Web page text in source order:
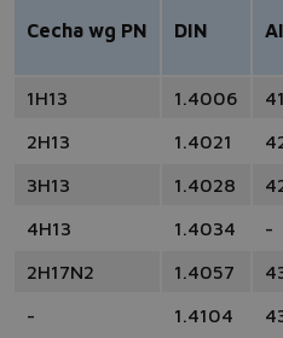
Cecha wg PN DIN
1H13 1.4006
2H13
1.4021
3H13
1.4028
4H13
1.4034 -
2H17N2
1.4057
-
1.4104